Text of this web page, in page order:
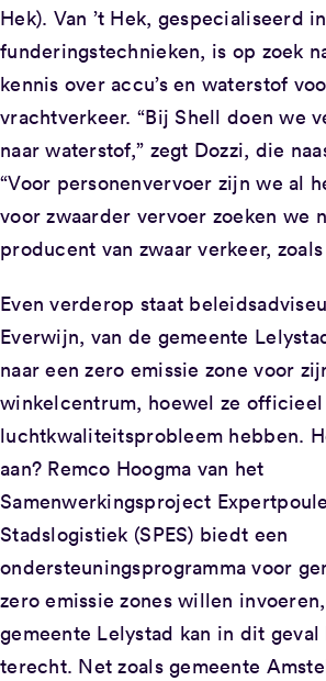
Hek). Van ’t Hek, gespecialiseerd in
funderingstechnieken, is op zoek
kennis over accu’s en waterstof
vrachtverkeer. “Bij Shell doen we
naar waterstof,” zegt Dozzi, die
“Voor personenvervoer zijn we al
voor zwaarder vervoer zoeken we
producent van zwaar verkeer, zoals
Even verderop staat
Everwijn, van de gemeente
naar een zero emissie zone voor
winkelcentrum, hoewel ze officieel
luchtkwaliteitsprobleem hebben.
aan? Remco Hoogma van het
Samenwerkingsproject Expertpoule
Stadslogistiek (SPES) biedt een
ondersteuningsprogramma voor
zero emissie zones willen
gemeente Lelystad kan in dit
terecht. Net zoals gemeente